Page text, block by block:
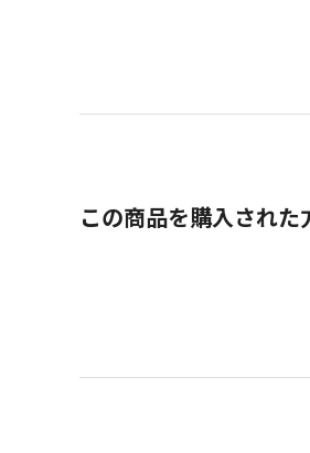
この商品を購入された